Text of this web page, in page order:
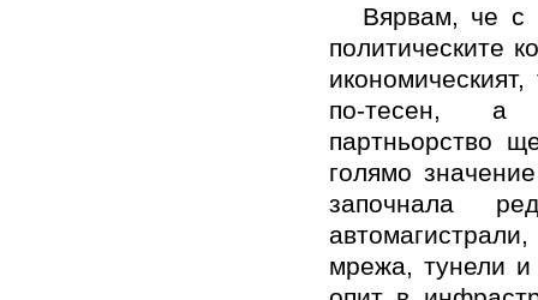
Вярвам, че с
политическите
по-тесен, а
партньорство
голямо
започнала
мрежа, тунели и